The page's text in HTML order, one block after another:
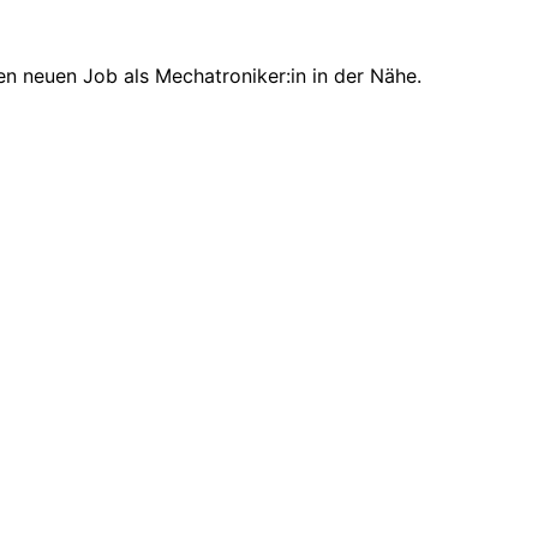
neuen Job als Mechatroniker:in in der Nähe.